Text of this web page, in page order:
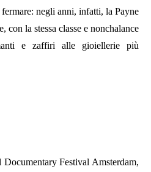
negli anni, infatti, la Payne
con la stessa classe e nonchalance
e zaffiri alle gioiellerie più
Documentary Festival Amsterdam,